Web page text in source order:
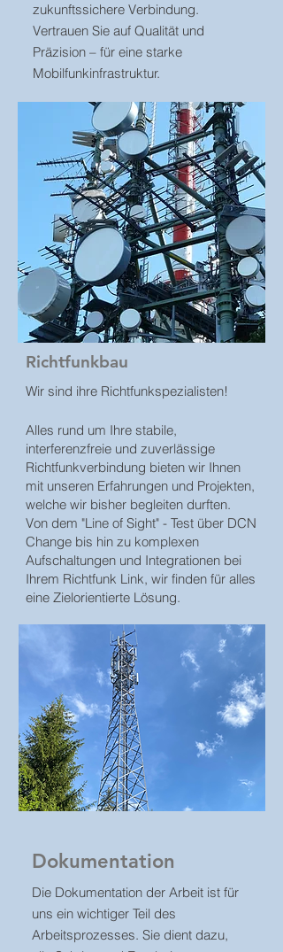
zukunftssichere Verbindung.
Vertrauen Sie auf Qualität und
Präzision – für eine starke
Mobilfunkinfrastruktur.
Richtfunkbau
Wir sind ihre Richtfunkspezialisten!
Alles rund um Ihre stabile,
interferenzfreie und zuverlässige
Richtfunkverbindung bieten wir Ihnen
mit unseren Erfahrungen und Projekten,
welche wir bisher begleiten durften.
Von dem "Line of Sight" - Test über DCN
Change bis hin zu komplexen
Aufschaltungen und Integrationen bei
Ihrem Richtfunk Link, wir finden für alles
eine Zielorientierte Lösung.
Dokumentation
Die Dokumentation der Arbeit ist für
uns ein wichtiger Teil des
Arbeitsprozesses. Sie dient dazu,